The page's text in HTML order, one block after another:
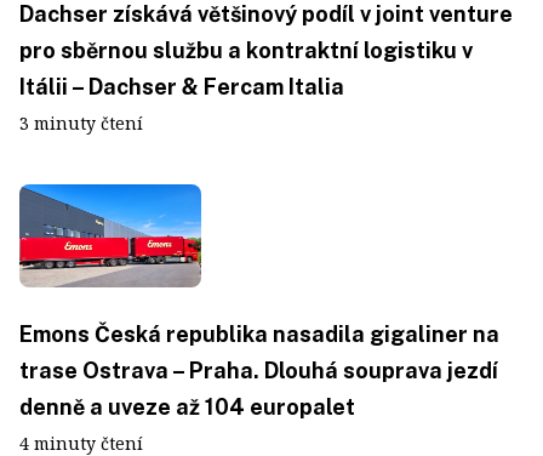
Dachser získává většinový podíl v joint venture
pro sběrnou službu a kontraktní logistiku v
Itálii – Dachser & Fercam Italia
3 minuty čtení
Emons Česká republika nasadila gigaliner na
trase Ostrava – Praha. Dlouhá souprava jezdí
denně a uveze až 104 europalet
4 minuty čtení